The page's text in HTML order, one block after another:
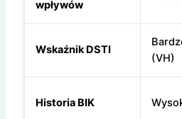
wpływów
Wskaźnik DSTI
(VH)
Historia BIK